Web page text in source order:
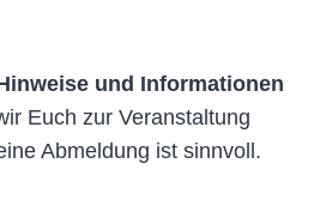
und Informationen
Euch zur Veranstaltung
Abmeldung ist sinnvoll.